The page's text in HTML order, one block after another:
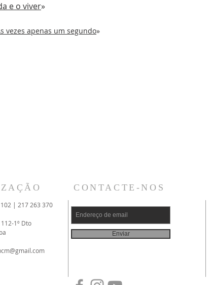
e o viver»
vezes apenas um segundo»
| 217 263 370
1º Dto
CONTACTE-NOS
Enviar